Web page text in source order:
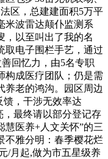
区，总建建面积5万平
米波雷达颠仆监测系
，以至叫出了我的名
取电子围栏手艺，通过
回忆力，由5名专职
构成医疗团队；仍是需
养老的鸿沟。园区周边
馈，干涉无效率达
，最终请以部分登记存
慧医养+人文关怀”的三
不雅分明：春季樱花烂
/月起,做为市五星级养